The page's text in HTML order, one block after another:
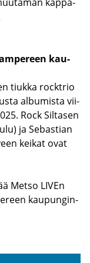
kau­
tiuk­ka rockt­rio
al­bu­mis­ta vii­
Rock Sil­ta­sen
ja Se­bas­tian
kei­kat ovat
Metso LIVEn
kau­pun­gin­